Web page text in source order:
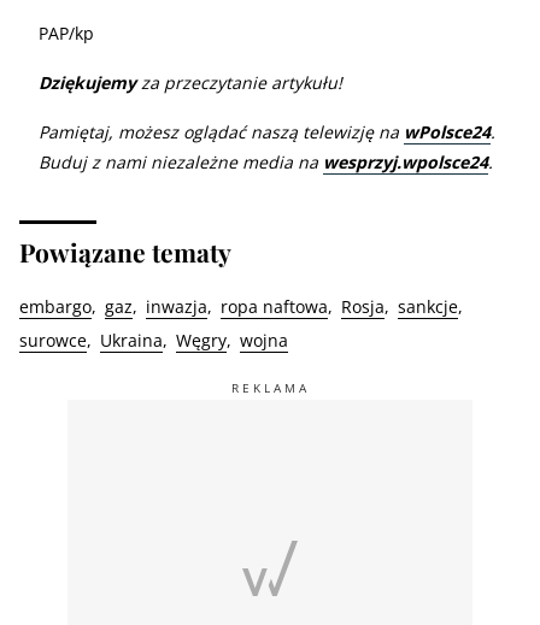
PAP/kp
Dziękujemyza przeczytanie artykułu!
Pamiętaj, możesz oglądać naszą telewizję na wPolsce24.
Buduj z nami niezależne media na wesprzyj.wpolsce24.
Powiązane tematy
embargo gaz inwazja ropa naftowa Rosja
sankcje
surowce
Ukraina Węgry wojna